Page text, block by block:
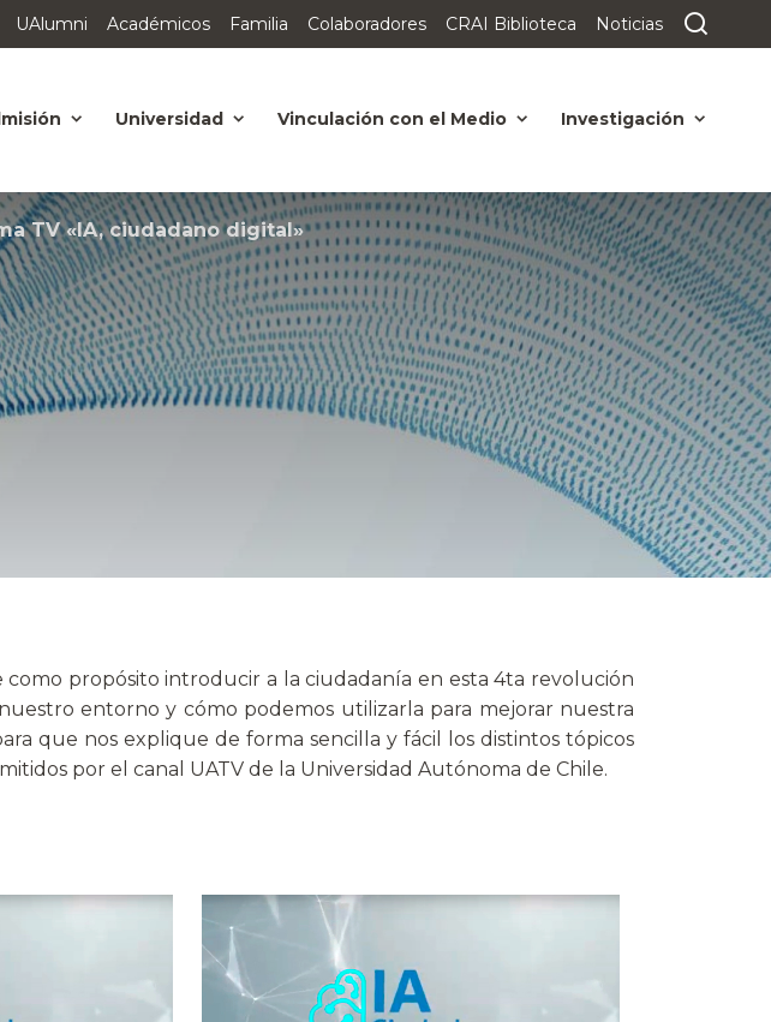
UAlumni Académicos Familia Colaboradores CRAI Biblioteca Noticias
Universidad Vinculación con el Medio Investigación
TV «IA, ciudadano digital»
propósito introducir a la ciudadanía en esta 4ta revolución
entorno y cómo podemos utilizarla para mejorar nuestra
que nos explique de forma sencilla y fácil los distintos tópicos
por el canal UATV de la Universidad Autónoma de Chile.